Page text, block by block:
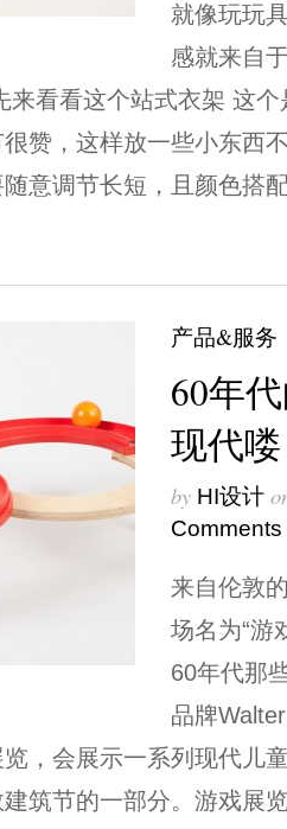
就像玩玩
感就来自
来看看这个站式衣架 这
赞，这样放一些小东西
意调节长短，且颜色搭
产品&服务
60年
现代喽
by HI设计
Comments
来自伦敦
场名为“游
60年代那
品牌
，会展示一系列现代儿
筑节的一部分。游戏展